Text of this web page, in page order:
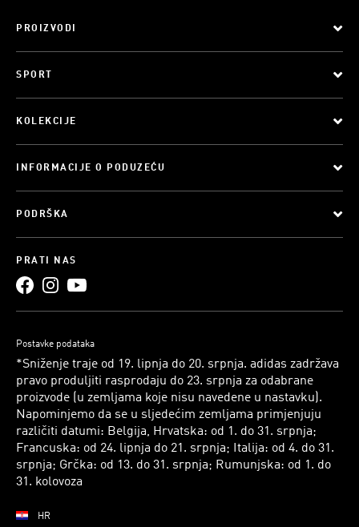
PROIZVODI
SPORT
KOLEKCIJE
INFORMACIJE O PODUZEĆU
PODRŠKA
PRATI NAS
Postavke podataka
*Sniženje traje od 19. lipnja do 20. srpnja. adidas zadržava
pravo produljiti rasprodaju do 23. srpnja za odabrane
proizvode (u zemljama koje nisu navedene u nastavku).
Napominjemo da se u sljedećim zemljama primjenjuju
različiti datumi: Belgija, Hrvatska: od 1. do 31. srpnja;
Francuska: od 24. lipnja do 21. srpnja; Italija: od 4. do 31.
srpnja; Grčka: od 13. do 31. srpnja; Rumunjska: od 1. do
31. kolovoza
HR